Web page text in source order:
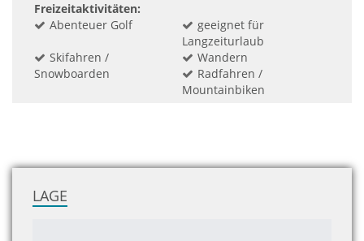
Freizeitaktivitäten:
Abenteuer Golf
geeignet für
Langzeiturlaub
Skifahren /
Snowboarden
Wandern
Radfahren /
Mountainbiken
LAGE